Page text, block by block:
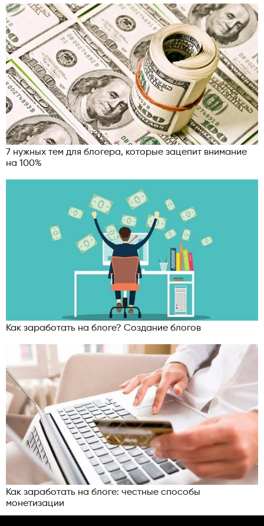
7 нужных тем для блогера, которые зацепит внимание
на 100%
Как заработать на блоге? Создание блогов
Как заработать на блоге: честные способы
монетизации